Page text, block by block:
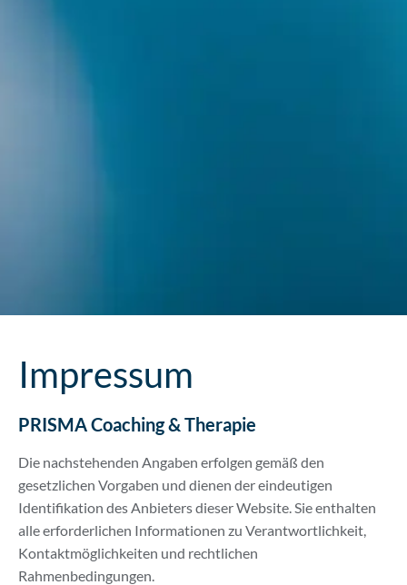
Impressum
PRISMA Coaching & Therapie
Die nachstehenden Angaben erfolgen gemäß den
gesetzlichen Vorgaben und dienen der eindeutigen
Identifikation des Anbieters dieser Website. Sie enthalten
alle erforderlichen Informationen zu Verantwortlichkeit,
Kontaktmöglichkeiten und rechtlichen
Rahmenbedingungen.